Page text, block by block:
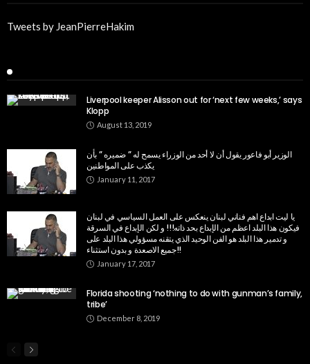
Tweets by JeanPierreHakim
Liverpool keeper Alisson out for ‘next few weeks,’ says
Klopp
August 13, 2019
الوزير أبو فاعور يقول أن لا أحد من الوزراء يسمح له ” ضميره ” بأن
يكذب على المواطنين
January 11, 2017
يا ليت ابداع اهم فناني لبنان ينعكس على العمل السياسي في لبنان
فيكون هذا البلد اعظم من الإبداع بحد ذاته!!! و لكن الإبداع في السرقة
و تدمير هذا البلد هو الفن الوحيد الذي يتقنه مسؤولي هذا البلد على
جميع الاصعدة و بدون استثناء!!
January 17, 2017
Florida shooting ‘nothing to do with gunman’s family,
tribe’
December 8, 2019